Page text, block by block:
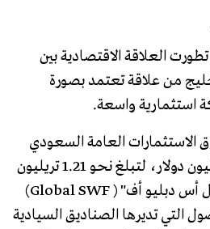
العلاقة الاقتصادية بين
من علاقة تعتمد بصورة
استثمارية واسعة.
العامة السعودي
(PIF) إلى ما يزيد على تريليون دولار، لتبلغ نحو 1.21 تريليون
دولار وفق تقديرات"غلوبال أس دبليو أف" ( Global SWF)
الأصول التي تديرها الصناديق السيادية